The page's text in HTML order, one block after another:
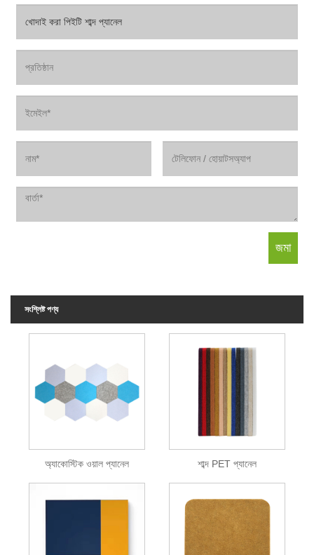
সংশ্লিষ্ট পণ্য
অ্যাকোস্টিক ওয়াল প্যানেল শাব্দ PET প্যানেল